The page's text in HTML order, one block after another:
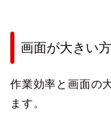
画面が大きい
作業効率と画面の
ます。